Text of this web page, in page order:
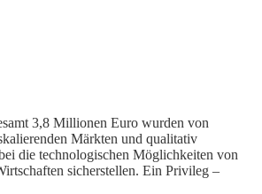
3,8 Millionen Euro wurden von
Märkten und qualitativ
die technologischen Möglichkeiten von
sicherstellen. Ein Privileg –